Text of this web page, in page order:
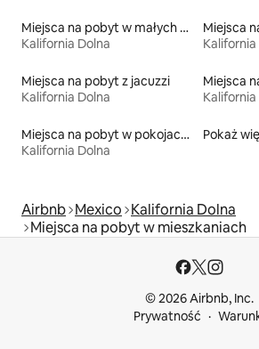
Miejsca na pobyt w małych domkach
Kalifornia Dolna
Kalifornia
Miejsca na pobyt z jacuzzi
Kalifornia Dolna
Miejsca
Kalifornia
Miejsca na pobyt w pokojach prywatnych z łazienką
Kalifornia Dolna
Pokaż
Airbnb Mexico Kalifornia Dolna
Miejsca na pobyt w mieszkaniach
© 2026 Airbnb, Inc.
Prywatność